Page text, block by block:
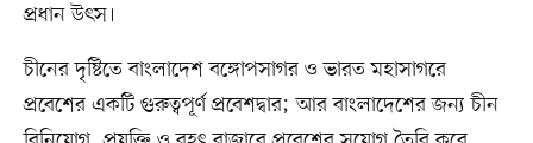
প্রধান উৎস।
চীনের দৃষ্টিতে বাংলাদেশ বঙ্গোপসাগর ও ভারত মহাসাগরে
প্রবেশের একটি গুরুত্বপূর্ণ প্রবেশদ্বার; আর বাংলাদেশের জন্য চীন